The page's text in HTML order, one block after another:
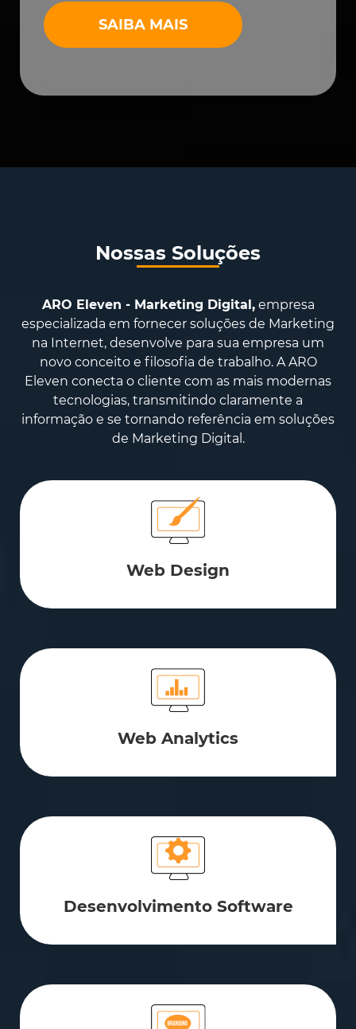
SAIBA MAIS
Nossas Soluções
ARO Eleven - Marketing Digital,empresa
especializada em fornecer soluções de Marketing
na Internet, desenvolve para sua empresa um
novo conceito e filosofia de trabalho. A ARO
Eleven conecta o cliente com as mais modernas
tecnologias, transmitindo claramente a
informação e se tornando referência em soluções
de Marketing Digital.
Web Design
Web Analytics
Desenvolvimento Software